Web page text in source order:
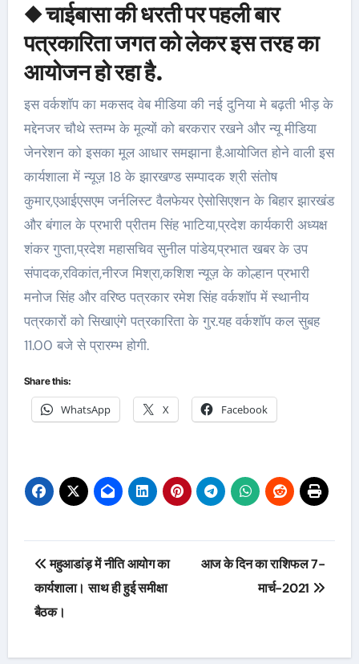
◆ चाईबासा की धरती पर पहली बार
पत्रकारिता जगत को लेकर इस तरह का
आयोजन हो रहा है.
इस वर्कशॉप का मकसद वेब मीडिया की नई दुनिया मे बढ़ती भीड़ के
मद्देनजर चौथे स्तम्भ के मूल्यों को बरकरार रखने और न्यू मीडिया
जेनरेशन को इसका मूल आधार समझाना है.आयोजित होने वाली इस
कार्यशाला में न्यूज़ 18 के झारखण्ड सम्पादक श्री संतोष
कुमार,एआईएसएम जर्नलिस्ट वैलफेयर ऐसोसिएशन के बिहार झारखंड
और बंगाल के प्रभारी प्रीतम सिंह भाटिया,प्रदेश कार्यकारी अध्यक्ष
शंकर गुप्ता,प्रदेश महासचिव सुनील पांडेय,प्रभात खबर के उप
संपादक,रविकांत,नीरज मिश्रा,कशिश न्यूज़ के कोल्हान प्रभारी
मनोज सिंह और वरिष्ठ पत्रकार रमेश सिंह वर्कशॉप में स्थानीय
पत्रकारों को सिखाएंगे पत्रकारिता के गुर.यह वर्कशॉप कल सुबह
11.00 बजे से प्रारम्भ होगी.
Share this:
WhatsApp X Facebook
Post
navigation
महुआडांड़ में नीति आयोग का
कार्यशाला। साथ ही हुई समीक्षा
बैठक।
आज के दिन का राशिफल 7-
मार्च-2021